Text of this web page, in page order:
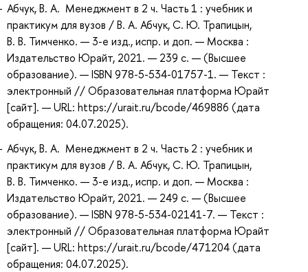
Абчук, В. А. Менеджмент в 2 ч. Часть 1 : учебник и
практикум для вузов / В. А. Абчук, С. Ю. Трапицын,
В. В. Тимченко. — 3-е изд., испр. и доп. — Москва :
Издательство Юрайт, 2021. — 239 с. — (Высшее
образование). — ISBN 978-5-534-01757-1. — Текст :
электронный // Образовательная платформа Юрайт
[сайт]. — URL: https://urait.ru/bcode/469886 (дата
обращения: 04.07.2025).
Абчук, В. А. Менеджмент в 2 ч. Часть 2 : учебник и
практикум для вузов / В. А. Абчук, С. Ю. Трапицын,
В. В. Тимченко. — 3-е изд., испр. и доп. — Москва :
Издательство Юрайт, 2021. — 249 с. — (Высшее
образование). — ISBN 978-5-534-02141-7. — Текст :
электронный // Образовательная платформа Юрайт
[сайт]. — URL: https://urait.ru/bcode/471204 (дата
обращения: 04.07.2025).